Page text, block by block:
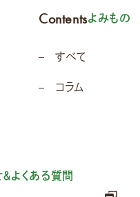
Contentsよみもの
すべて
コラム
よくある質問